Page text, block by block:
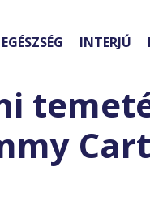
EGÉSZSÉG INTERJÚ